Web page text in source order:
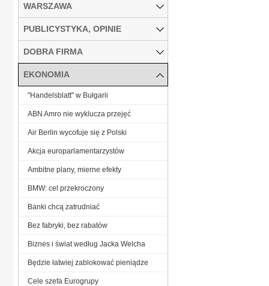
WARSZAWA
PUBLICYSTYKA, OPINIE
DOBRA FIRMA
EKONOMIA
"Handelsblatt" w Bułgarii
ABN Amro nie wyklucza przejęć
Air Berlin wycofuje się z Polski
Akcja europarlamentarzystów
Ambitne plany, mierne efekty
BMW: cel przekroczony
Banki chcą zatrudniać
Bez fabryki, bez rabatów
Biznes i świat według Jacka Welcha
Będzie łatwiej zablokować pieniądze
Cele szefa Eurogrupy